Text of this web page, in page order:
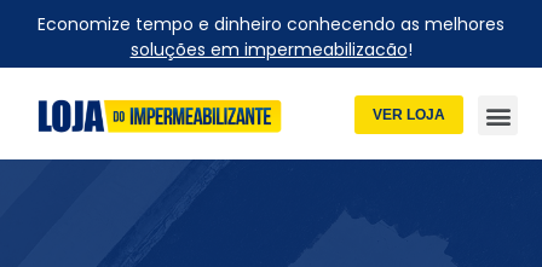
Economize tempo e dinheiro conhecendo as melhores
soluções em impermeabilizacão!
VER LOJA